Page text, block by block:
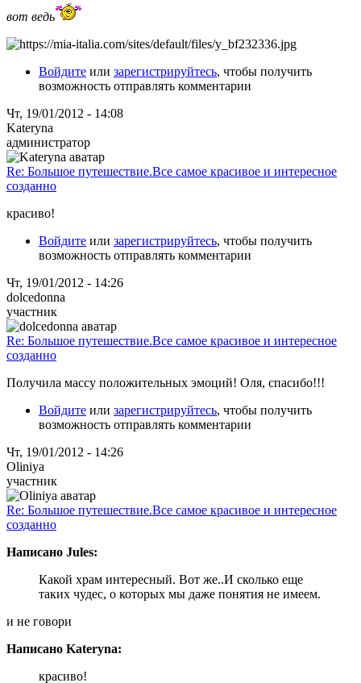
вот ведь
Войдите или зарегистрируйтесь, чтобы получить
возможность отправлять комментарии
Чт, 19/01/2012 - 14:08
Kateryna
администратор
Re: Большое путешествие.Все самое красивое и интересное
созданно
красиво!
Войдите или зарегистрируйтесь, чтобы получить
возможность отправлять комментарии
Чт, 19/01/2012 - 14:26
dolcedonna
участник
Re: Большое путешествие.Все самое красивое и интересное
созданно
Получила массу положительных эмоций! Оля, спасибо!!!
Войдите или зарегистрируйтесь, чтобы получить
возможность отправлять комментарии
Чт, 19/01/2012 - 14:26
Oliniya
участник
Re: Большое путешествие.Все самое красивое и интересное
созданно
Написано Jules:
Какой храм интересный. Вот же..И сколько еще
таких чудес, о которых мы даже понятия не имеем.
и не говори
Написано Kateryna:
красиво!